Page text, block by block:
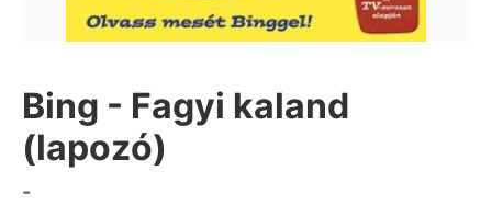
Bing - Fagyi kaland
(lapozó)
-